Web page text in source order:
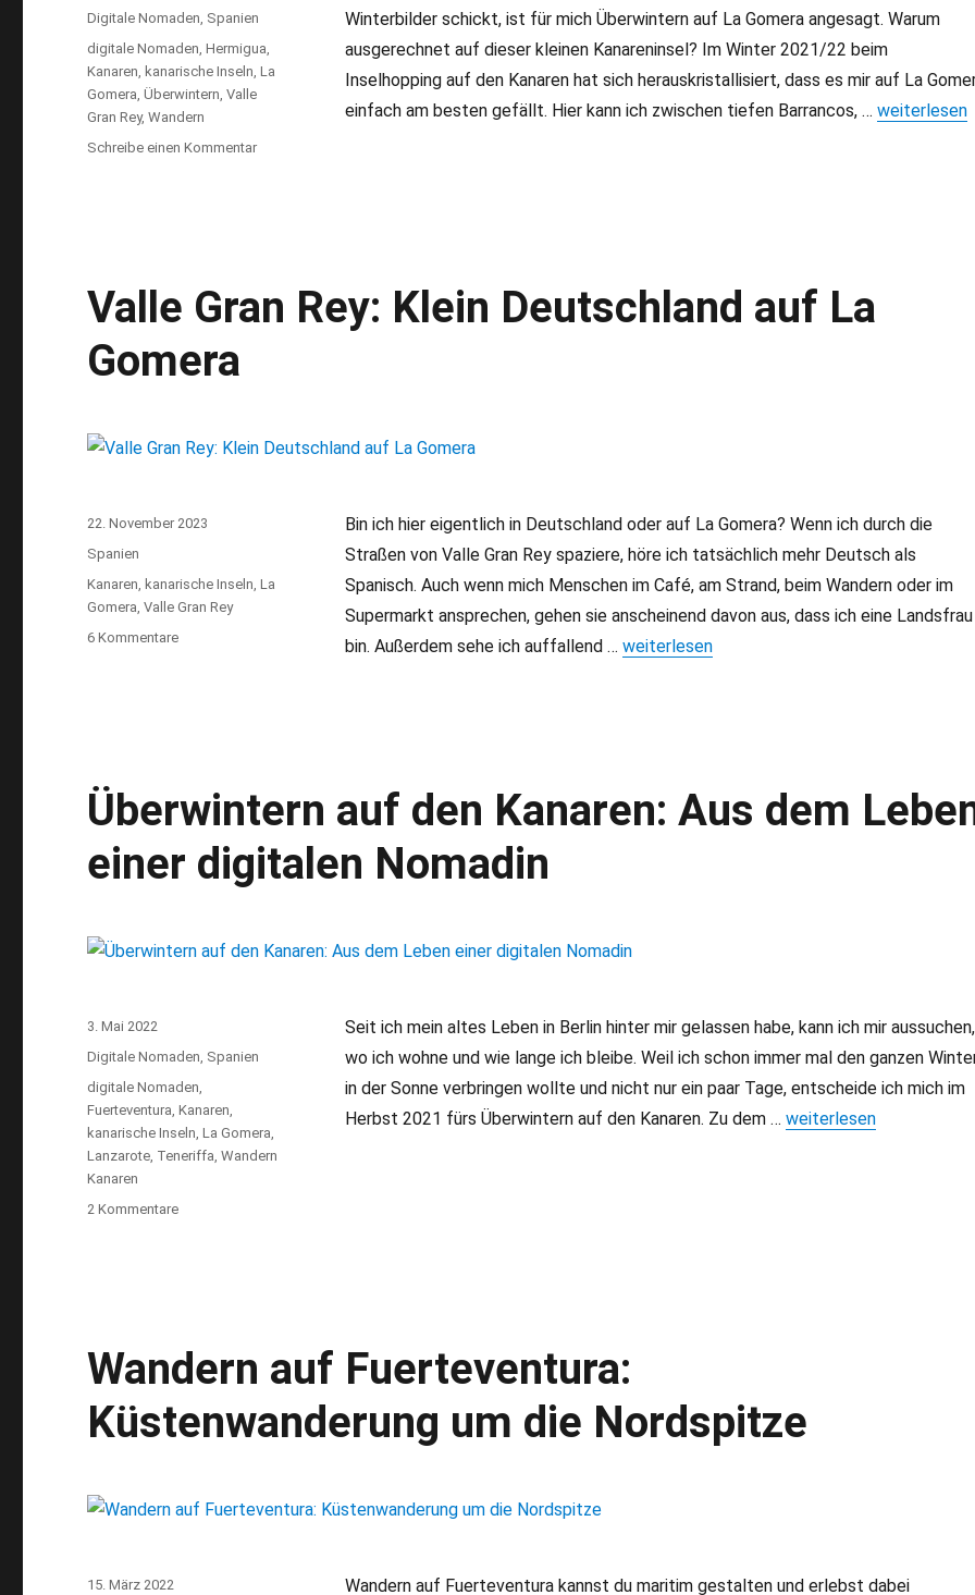
Winterbilder schickt, ist für mich Überwintern auf La Gomera angesagt. Warum
ausgerechnet auf dieser kleinen Kanareninsel? Im Winter 2021/22 beim
Inselhopping auf den Kanaren hat sich herauskristallisiert, dass es mir auf La
einfach am besten gefällt. Hier kann ich zwischen tiefen Barrancos, … weiterlesen
am
Kategorien
Digitale Nomaden Spanien
Schlagwörter
digitale Nomaden ,Hermigua
Kanaren kanarische Inseln ,La
Gomera ,Überwintern ,Valle
Gran Rey,Wandern
Schreibe einen Kommentar
für
Valle Gran Rey: Klein Deutschland auf La
Gomera
Bin ich hier eigentlich in Deutschland oder auf La Gomera? Wenn ich durch die
Straßen von Valle Gran Rey spaziere, höre ich tatsächlich mehr Deutsch als
Spanisch. Auch wenn mich Menschen im Café, am Strand, beim Wandern oder im
Supermarkt ansprechen, gehen sie anscheinend davon aus, dass ich eine Landsfrau
bin. Außerdem sehe ich auffallend … „Valle Gran Rey: Klein Deutschland auf La
weiterlesen
Veröffentlicht
am
22. November 2023
Kategorien
Spanien
Schlagwörter
Kanaren kanarische Inseln ,La
Gomera ,Valle Gran Rey
6 Kommentare
Gomera
Überwintern auf den Kanaren: Aus dem
einer digitalen Nomadin
Seit ich mein altes Leben in Berlin hinter mir gelassen habe, kann ich mir aussuchen,
wo ich wohne und wie lange ich bleibe. Weil ich schon immer mal den ganzen
in der Sonne verbringen wollte und nicht nur ein paar Tage, entscheide ich mich im
Herbst 2021 fürs Überwintern auf den Kanaren. Zu dem … „Überwintern auf den
weiterlesen
Veröffentlicht
am
3. Mai 2022
Kategorien
Digitale Nomaden Spanien
Schlagwörter
digitale Nomaden
Fuerteventura ,Kanaren
kanarische Inseln ,La Gomera
Lanzarote Teneriffa ,Wandern
Kanaren
2 Kommentare
Leben
digitalen
Nomadin
Wandern auf Fuerteventura:
Küstenwanderung um die Nordspitze
Wandern auf Fuerteventura kannst du maritim gestalten und erlebst dabei
Veröffentlicht
15. März 2022